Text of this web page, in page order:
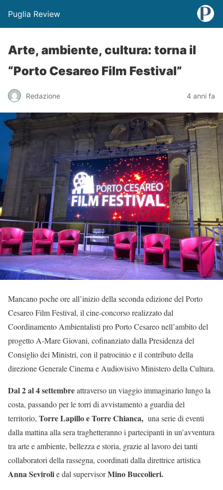
Puglia Review
Arte, ambiente, cultura: torna il
“Porto Cesareo Film Festival”
Redazione 4 anni fa
Mancano poche ore all’inizio della seconda edizione del Porto
Cesareo Film Festival, il cine-concorso realizzato dal
Coordinamento Ambientalisti pro Porto Cesareo nell’ambito del
progetto A-Mare Giovani, cofinanziato dalla Presidenza del
Consiglio dei Ministri, con il patrocinio e il contributo della
direzione Generale Cinema e Audiovisivo Ministero della Cultura.
Dal 2 al 4 settembreattraverso un viaggio immaginario lungo la
costa, passando per le torri di avvistamento a guardia del
territorio, Torre Lapillo e Torre Chianca, una serie di eventi
dalla mattina alla sera traghetteranno i partecipanti in un’avventura
tra arte e ambiente, bellezza e storia, grazie al lavoro dei tanti
collaboratori della rassegna, coordinati dalla direttrice artistica
Anna Sevirolie dal supervisorMino Buccolieri.